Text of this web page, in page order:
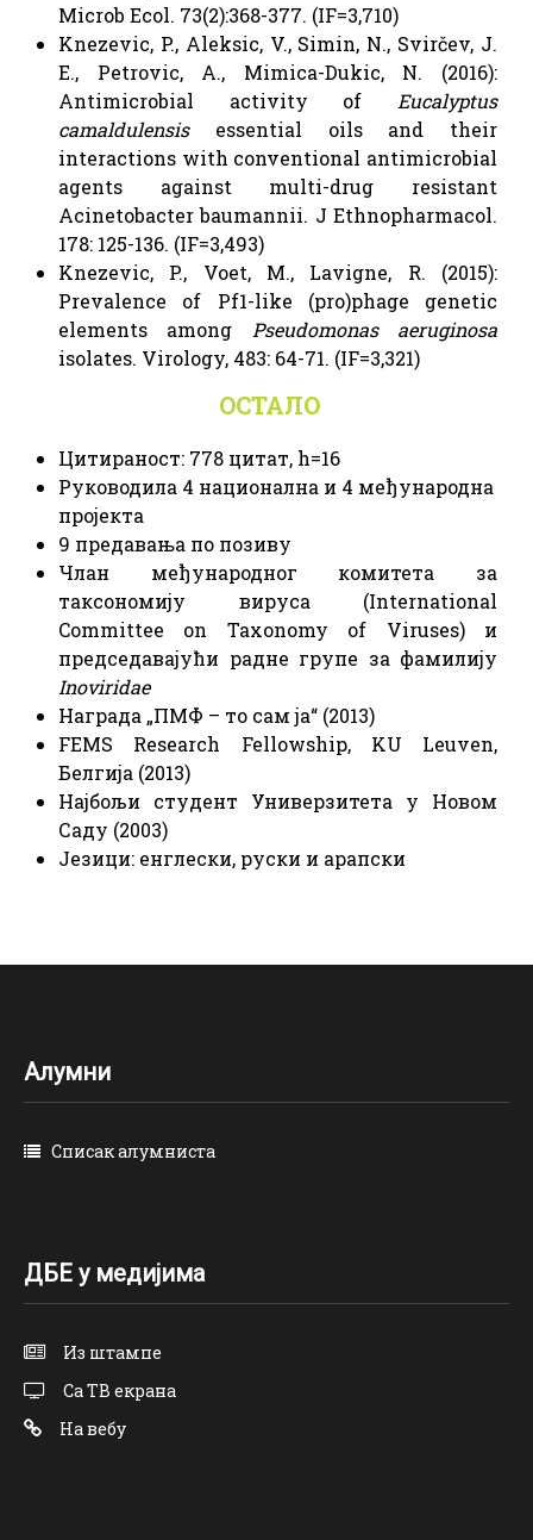
Microb Ecol. 73(2):368-377. (IF=3,710)
Knezevic, P., Aleksic, V., Simin, N., Svirčev, J.
E., Petrovic, A., Mimica-Dukic, N. (2016):
Antimicrobial activity of Eucalyptus
camaldulensisessential oils and their
interactions with conventional antimicrobial
agents against multi-drug resistant
Acinetobacter baumannii. J Ethnopharmacol.
178: 125-136. (IF=3,493)
Knezevic, P., Voet, M., Lavigne, R. (2015):
Prevalence of Pf1-like (pro)phage genetic
elements among
Pseudomonas aeruginosa
isolates. Virology, 483: 64-71. (IF=3,321)
ОСТАЛО
Цитираност: 778 цитат, h=16
Руководила 4 национална и 4 међународна
пројекта
9 предавања по позиву
Члан међународног комитета за
таксономију вируса (International
Committee on Taxonomy of Viruses) и
председавајући радне групе за фамилију
Inoviridae
Награда „ПМФ – то сам ја“ (2013)
FEMS Research Fellowship, KU Leuven,
Белгија (2013)
Најбољи студент Универзитета у Новом
Саду (2003)
Језици: енглески, руски и арапски
Алумни
Списак алумниста
ДБЕ у медијима
Из штампе
Са ТВ екрана
На вебу